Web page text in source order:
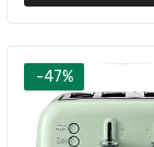
-47%